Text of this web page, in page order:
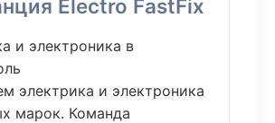
Electro FastFix
и электроника в
электрика и электроника
марок. Команда